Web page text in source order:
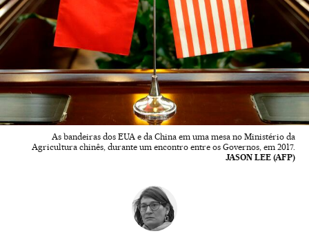
As bandeiras dos EUA e da China em uma mesa no Ministério da
Agricultura chinês, durante um encontro entre os Governos, em 2017.
JASON LEE (AFP)